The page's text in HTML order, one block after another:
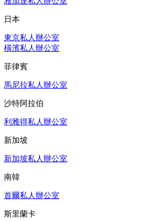
日本
東京私人辦公室
橫濱私人辦公室
菲律賓
馬尼拉私人辦公室
沙特阿拉伯
利雅得私人辦公室
新加坡
新加坡私人辦公室
南韓
首爾私人辦公室
斯里蘭卡